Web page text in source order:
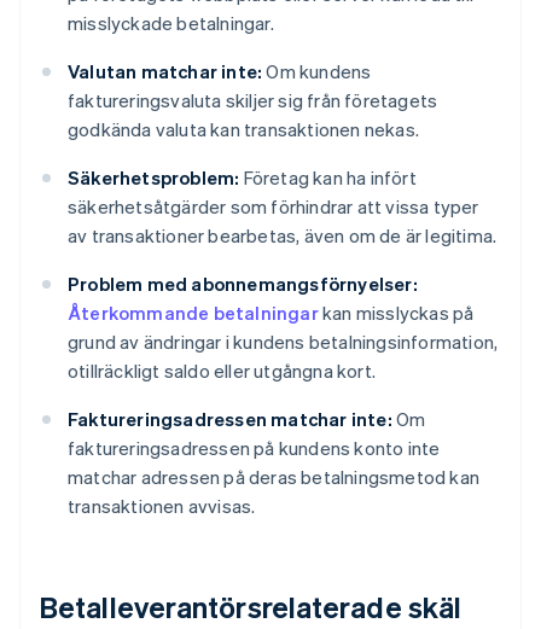
misslyckade betalningar.
Valutan matchar inte: Om kundens
faktureringsvaluta skiljer sig från företagets
godkända valuta kan transaktionen nekas.
Säkerhetsproblem: Företag kan ha infört
säkerhetsåtgärder som förhindrar att vissa typer
av transaktioner bearbetas, även om de är legitima.
Problem med abonnemangsförnyelser:
Återkommande betalningarkan misslyckas på
grund av ändringar i kundens betalningsinformation,
otillräckligt saldo eller utgångna kort.
Faktureringsadressen matchar inte: Om
faktureringsadressen på kundens konto inte
matchar adressen på deras betalningsmetod kan
transaktionen avvisas.
Betalleverantörsrelaterade skäl